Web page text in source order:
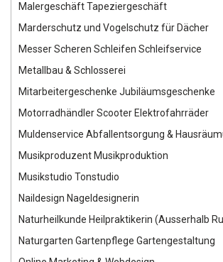
Malergeschäft Tapeziergeschäft
Marderschutz und Vogelschutz für Dächer
Messer Scheren Schleifen Schleifservice
Metallbau & Schlosserei
Mitarbeitergeschenke Jubiläumsgeschenke
Motorradhändler Scooter Elektrofahrräder
Muldenservice Abfallentsorgung &
Musikproduzent Musikproduktion
Musikstudio Tonstudio
Naildesign Nageldesignerin
Naturheilkunde Heilpraktikerin (Ausserhalb
Naturgarten Gartenpflege Gartengestaltung